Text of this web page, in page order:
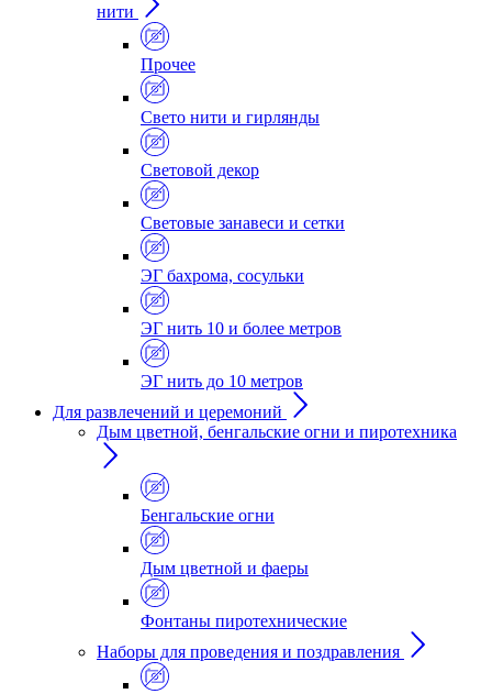
нити
Прочее
Свето нити и гирлянды
Световой декор
Световые занавеси и сетки
ЭГ бахрома, сосульки
ЭГ нить 10 и более метров
ЭГ нить до 10 метров
Для развлечений и церемоний
Дым цветной, бенгальские огни и пиротехника
Бенгальские огни
Дым цветной и фаеры
Фонтаны пиротехнические
Наборы для проведения и поздравления